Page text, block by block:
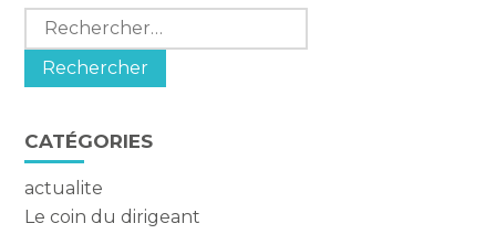
Rechercher :
CATÉGORIES
actualite
Le coin du dirigeant